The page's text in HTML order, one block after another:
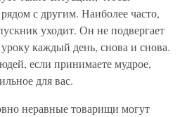
с другим. Наиболее часто,
уходит. Он не подвергает
каждый день, снова и снова.
если принимаете мудрое,
для вас.
неравные товарищи могут